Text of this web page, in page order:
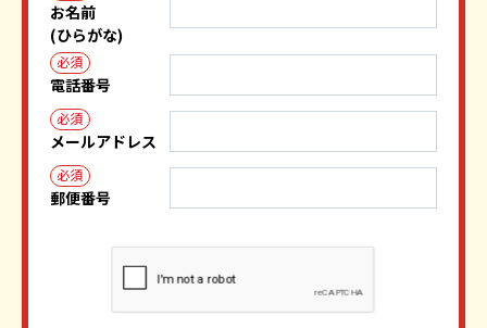
お名前
(ひらがな)
必須
電話番号
必須
メールアドレス
必須
郵便番号